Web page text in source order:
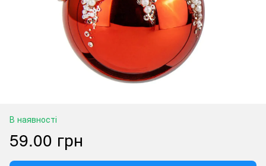
В наявності
59.00 грн